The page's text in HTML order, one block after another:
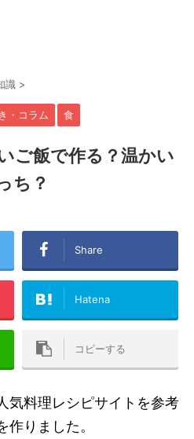
識 >
・コラム 食
ご飯で作る？温かい
ち？
Share
Hatena
コピーする
気料理レシピサイトを参考
りました。